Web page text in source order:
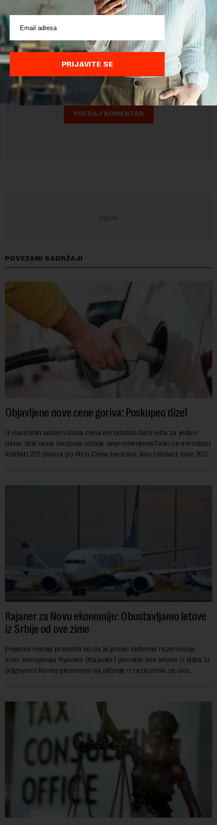
Pre slanja komentara, molimo vas da se upoznate sa
pravilima komentarisanja i pravilima korišćenja sajta.
Google Politika
PrivatnostiiGoogle Uslovi Korišćenjasu primenjeni.
POVEZANI SADRŽAJI
Objavljene nove cene goriva: Poskupeo dizel
U narednih sedam dana cena evrodizela biće viša za jedan
dinar, dok cena benzina ostaje nepromenjena.Tako će evrodizel
koštati 227 dinara po litru. Cena benzina, kao i dosad, biće 202
Rajaner za Novu ekonomiju: Obustavljamo letove
iz Srbije od ove zime
Pojedini mediji primetili su da je preko sistema rezervacija
avio-kompanija Ryanair (Rajaner) povukla sve letove iz Niša. U
odgovoru Novoj ekonomiji na pitanje o razlozima za ovo
PRIJAVITE SE